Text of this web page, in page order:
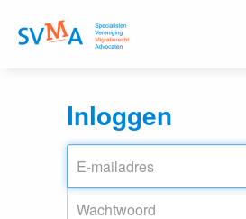
Inloggen